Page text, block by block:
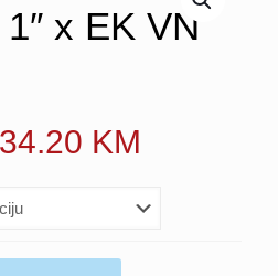
x EK VN
34.20 KM
20.50